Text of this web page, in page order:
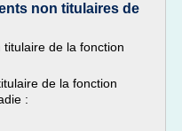
non titulaires de
de la fonction
de la fonction
: